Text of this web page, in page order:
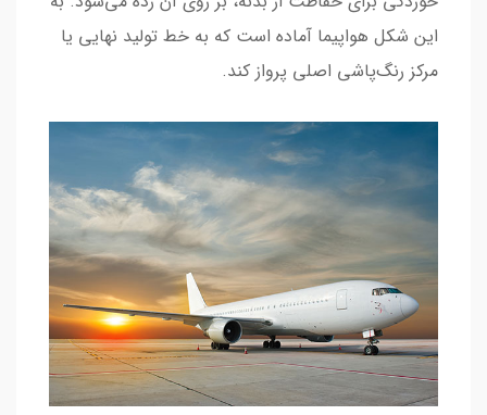
این شکل هواپیما آماده است که به خط تولید نهایی یا
مرکز رنگ‌پاشی اصلی پرواز کند.